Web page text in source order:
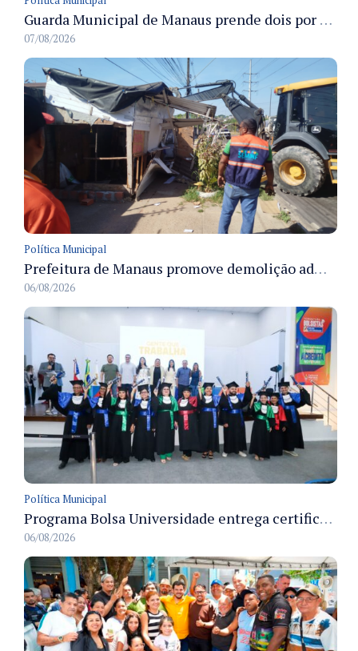
Guarda Municipal de Manaus prende dois por tráfico e resgata ave silvestre em ações nas zonas Leste e Norte
07/08/2026
Política Municipal
Prefeitura de Manaus promove demolição administrativa de cinco estruturas que ocupavam calçada pública
06/08/2026
Política Municipal
Programa Bolsa Universidade entrega certificados a formandos em Manaus na sede do Executivo municipal
06/08/2026